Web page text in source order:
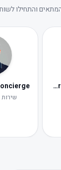
Tomer — Apartment Maintenance
שירות